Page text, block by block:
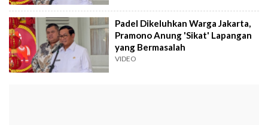
Padel Dikeluhkan Warga Jakarta,
Pramono Anung 'Sikat' Lapangan
yang Bermasalah
VIDEO